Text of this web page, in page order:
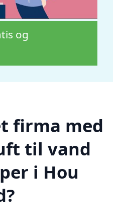
og
firma med
til vand
i Hou